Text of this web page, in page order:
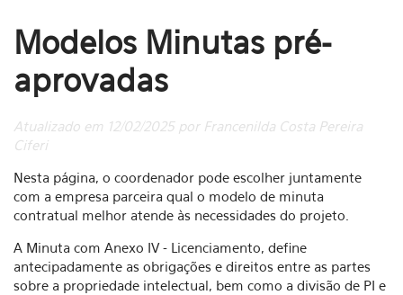
Modelos Minutas pré-
aprovadas
Atualizado em 12/02/2025 por Francenilda Costa Pereira
Ciferi
Nesta página, o coordenador pode escolher juntamente
com a empresa parceira qual o modelo de minuta
contratual melhor atende às necessidades do projeto.
A Minuta com Anexo IV - Licenciamento, define
antecipadamente as obrigações e direitos entre as partes
sobre a propriedade intelectual, bem como a divisão de PI e